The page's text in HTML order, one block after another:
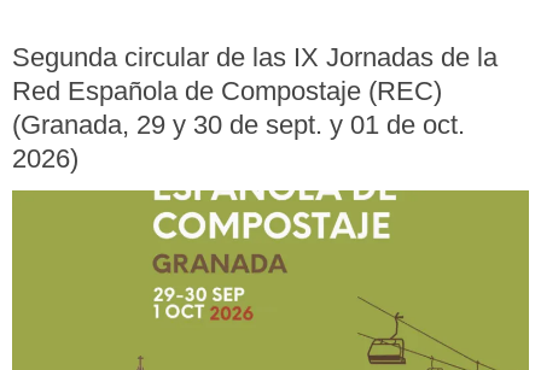
Segunda circular de las IX Jornadas de la
Red Española de Compostaje (REC)
(Granada, 29 y 30 de sept. y 01 de oct.
2026)